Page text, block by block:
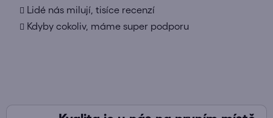
í
p
ý
Lidé nás milují, tisíce recenzí
Kdyby cokoliv, máme super podporu